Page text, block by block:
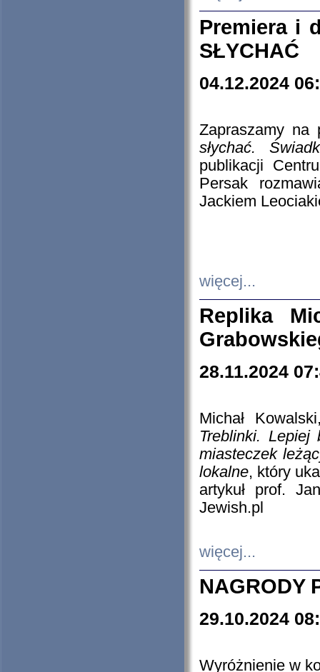
Premiera i
SŁYCHAĆ
04.12.2024
Zapraszamy
słychać.
publikacji
Persak
Jackiem
więcej...
Replika
28.11.2024
Michał
Treblinki. Lepiej
miasteczek
lokalne, który
artykuł prof.
Jewish.pl
więcej...
NAGRODY
29.10.2024
Wyróżnienie w